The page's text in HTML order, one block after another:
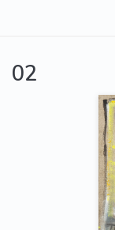
02